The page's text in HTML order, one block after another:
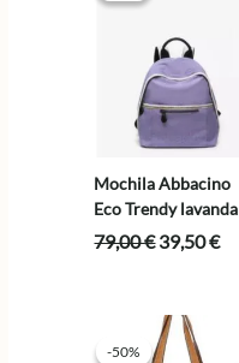
Mochila Abbacino
Eco Trendy lavanda
79,00€El
era:
79,00 €.
39,50€El
-50%
-50%